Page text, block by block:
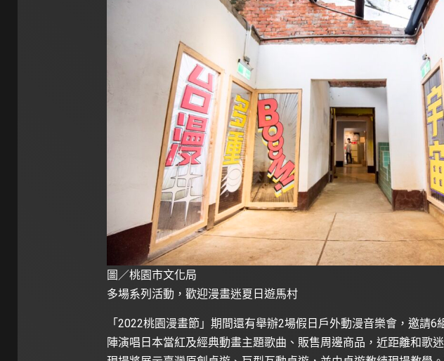
圖／桃園市文化局
多場系列活動，歡迎漫畫迷夏日遊馬村
「2022桃園漫畫節」期間還有舉辦2場假日戶外動漫音樂會，邀請6
陣演唱日本當紅及經典動畫主題歌曲、販售周邊商品，近距離和歌